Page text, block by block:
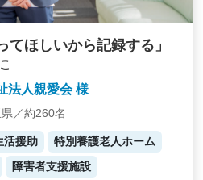
ほしいから記録する」
法人親愛会 様
／約260名
活援助
特別養護老人ホーム
障害者支援施設